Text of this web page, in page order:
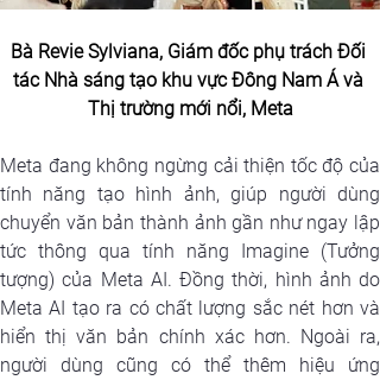
Bà Revie Sylviana, Giám đốc phụ trách Đối
tác Nhà sáng tạo khu vực Đông Nam Á và
Thị trường mới nổi, Meta
Meta đang không ngừng cải thiện tốc độ của
tính năng tạo hình ảnh, giúp người dùng
chuyển văn bản thành ảnh gần như ngay lập
tức thông qua tính năng Imagine (Tưởng
tượng) của Meta AI. Đồng thời, hình ảnh do
Meta AI tạo ra có chất lượng sắc nét hơn và
hiển thị văn bản chính xác hơn. Ngoài ra,
người dùng cũng có thể thêm hiệu ứng